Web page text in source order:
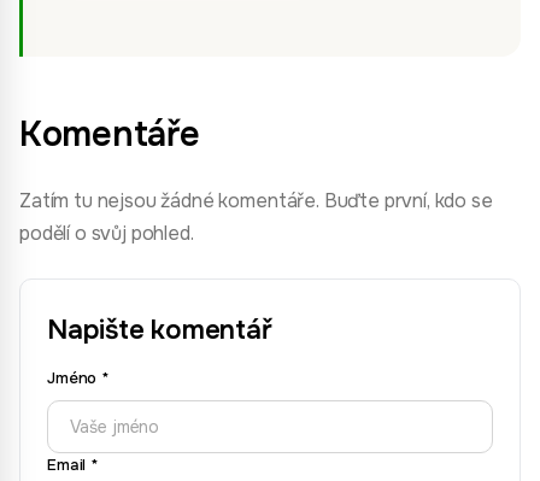
Komentáře
Zatím tu nejsou žádné komentáře. Buďte první, kdo se
podělí o svůj pohled.
Napište komentář
Jméno *
Email *